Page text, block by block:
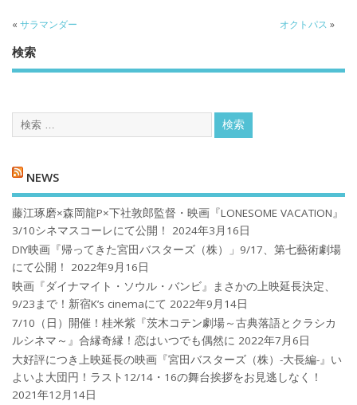
« サラマンダー オクトパス »
検索
NEWS
藤江琢磨×森岡龍P×下社敦郎監督・映画『LONESOME VACATION』
3/10シネマスコーレにて公開！
2024年3月16日
DIY映画『帰ってきた宮田バスターズ（株）」9/17、第七藝術劇場
にて公開！
2022年9月16日
映画『ダイナマイト・ソウル・バンビ』まさかの上映延長決定、
9/23まで！新宿K’s cinemaにて 2022年9月14日
7/10（日）開催！桂米紫『茨木コテン劇場～古典落語とクラシカ
ルシネマ～』合縁奇縁！恋はいつでも偶然に 2022年7月6日
大好評につき上映延長の映画『宮田バスターズ（株）-大長編-』い
よいよ大団円！ラスト12/14・16の舞台挨拶をお見逃しなく！
2021年12月14日